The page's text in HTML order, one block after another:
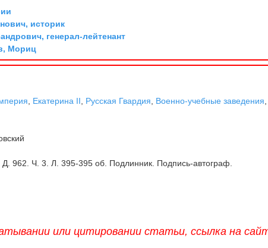
историк
генерал-лейтенант
Мориц
, Екатерина II, Русская Гвардия, Военно-учебные заведения,
962. Ч. 3. Л. 395-395 об. Подлинник. Подпись-автограф.
или цитировании статьи, ссылка на